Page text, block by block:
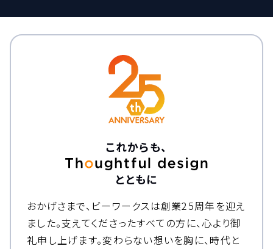
これからも、
とともに
おかげさまで、ビーワークスは創業25周年を迎え
ました。支えてくださったすべての方に、心より御
礼申し上げます。変わらない想いを胸に、時代と